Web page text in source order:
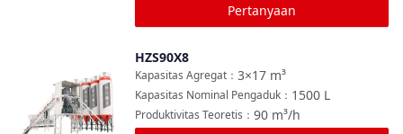
Pertanyaan
HZS90X8
3×17 m³
Kapasitas Agregat ：
1500 L
Kapasitas Nominal Pengaduk ：
90 m³/h
Produktivitas Teoretis ：